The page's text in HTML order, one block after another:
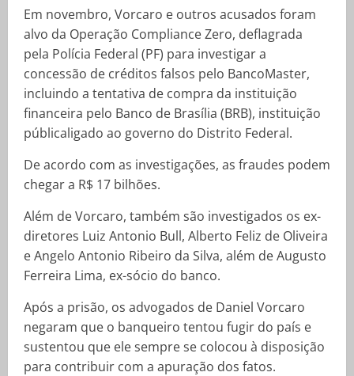
Em novembro, Vorcaro e outros acusados foram
alvo da Operação Compliance Zero, deflagrada
pela Polícia Federal (PF) para investigar a
concessão de créditos falsos pelo BancoMaster,
incluindo a tentativa de compra da instituição
financeira pelo Banco de Brasília (BRB), instituição
públicaligado ao governo do Distrito Federal.
De acordo com as investigações, as fraudes podem
chegar a R$ 17 bilhões.
Além de Vorcaro, também são investigados os ex-
diretores Luiz Antonio Bull, Alberto Feliz de Oliveira
e Angelo Antonio Ribeiro da Silva, além de Augusto
Ferreira Lima, ex-sócio do banco.
Após a prisão, os advogados de Daniel Vorcaro
negaram que o banqueiro tentou fugir do país e
sustentou que ele sempre se colocou à disposição
para contribuir com a apuração dos fatos.